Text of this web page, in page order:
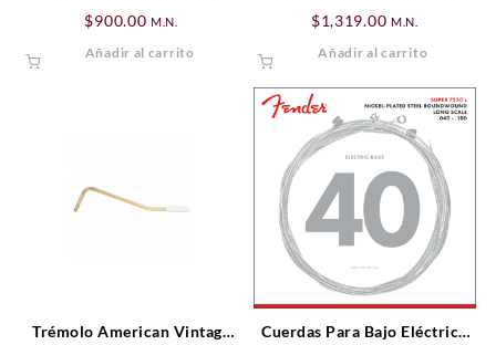
$900.00 M.N.
Añadir al carrito
(6)
$1,319.00 M.N.
Añadir al carrito
Trémolo American Vintage
Cuerdas Para Bajo Eléctrico